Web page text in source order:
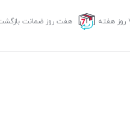
هفت روز ضمانت بازگشت